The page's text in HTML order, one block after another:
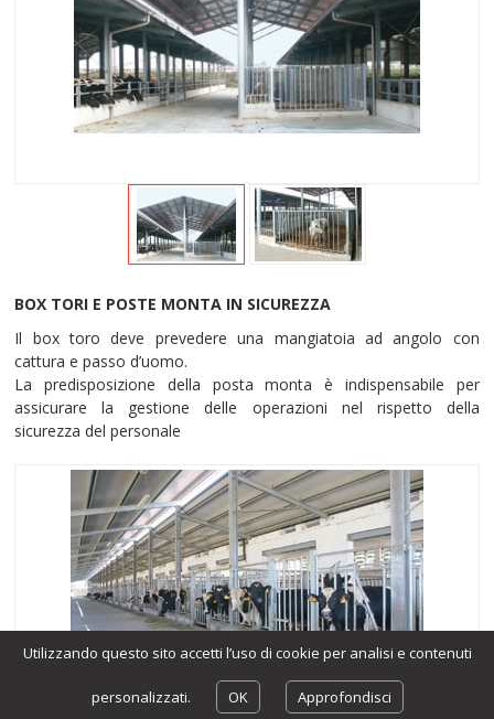
Utilizzando questo sito accetti l’uso di cookie per analisi e contenuti
personalizzati. OK Approfondisci
BOX TORI E POSTE MONTA IN SICUREZZA
Il box toro deve prevedere una mangiatoia ad angolo con
cattura e passo d’uomo.
La predisposizione della posta monta è indispensabile per
assicurare la gestione delle operazioni nel rispetto della
sicurezza del personale